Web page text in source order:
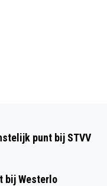
punt bij STVV
bij Westerlo